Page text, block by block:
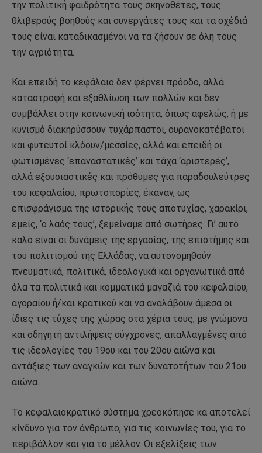
την πολιτική φαιδρότητα τους σκηνοθέτες, τους
θλιβερούς βοηθούς και συνεργάτες τους και τα σχέδιά
τους είναι καταδικασμένοι να τα ζήσουν σε όλη τους
την αγριότητα.
Και επειδή το κεφάλαιο δεν φέρνει πρόοδο, αλλά
καταστροφή και εξαθλίωση των πολλών και δεν
συμβάλλει στην κοινωνική ισότητα, όπως αφελώς, ή με
κυνισμό διακηρύσσουν τυχάρπαστοι, ουρανοκατέβατοι
και φυτευτοί κλόουν/μεσσίες, αλλά και επειδή οι
φωτισμένες ‘επαναστατικές’ και τάχα ‘αριστερές’,
αλλά εξουσιαστικές και πρόθυμες για παραδουλεύτρες
του κεφαλαίου, πρωτοπορίες, έκαναν, ως
επισφράγισμα της ιστορικής τους αποτυχίας, χαρακίρι,
εμείς, ‘ο λαός τους’, ξεμείναμε από σωτήρες. Γι’ αυτό
καλό είναι οι δυνάμεις της εργασίας, της επιστήμης και
του πολιτισμού της Ελλάδας, να αυτονομηθούν
πνευματικά, πολιτικά, ιδεολογικά και οργανωτικά από
όλα τα πολιτικά και κομματικά μαγαζιά του κεφαλαίου,
αγοραίου ή/και κρατικού και να αναλάβουν άμεσα οι
ίδιες τις τύχες της χώρας στα χέρια τους, με γνώμονα
και οδηγητή αντιλήψεις σύγχρονες, απαλλαγμένες από
τις ιδεολογίες του 19ου και του 20ου αιώνα και
αντάξιες των αναγκών και των δυνατοτήτων του 21ου
αιώνα.
Το κεφαλαιοκρατικό σύστημα χρεοκόπησε κα αποτελεί
κίνδυνο για τον άνθρωπο, για τις κοινωνίες του, για το
περιβάλλον και για το μέλλον. Οι εξελίξεις των